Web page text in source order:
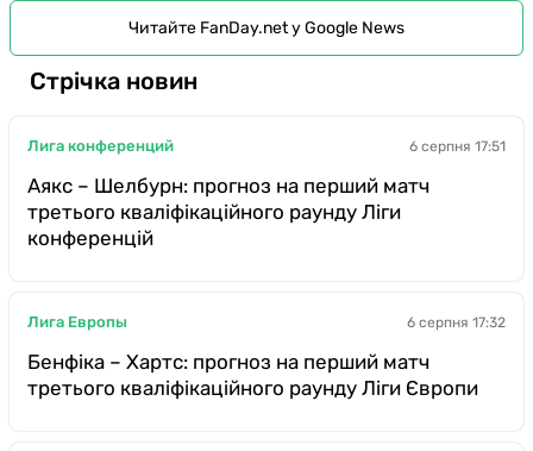
Читайте FanDay.net у Google News
Стрічка новин
Лига конференций 6 серпня 17:51
Аякс – Шелбурн: прогноз на перший матч
третього кваліфікаційного раунду Ліги
конференцій
Лига Европы 6 серпня 17:32
Бенфіка – Хартс: прогноз на перший матч
третього кваліфікаційного раунду Ліги Європи